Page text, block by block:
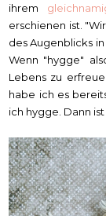
ihrem
erschienen ist.
des Augenblicks
Wenn "hygge"
Lebens zu
habe ich es
ich hygge. Dann